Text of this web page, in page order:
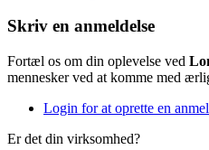
Skriv en anmeldelse
Fortæl os om din oplevelse ved
mennesker ved at komme med
Login for at oprette en
Er det din virksomhed?